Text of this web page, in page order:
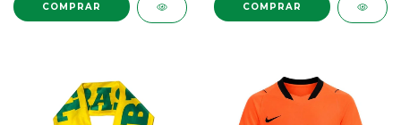
COMPRAR COMPRAR